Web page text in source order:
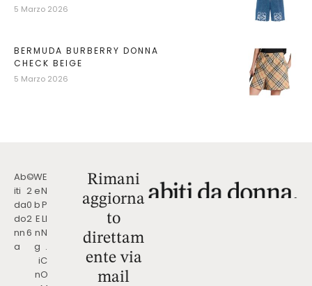
5 Marzo 2026
BERMUDA BURBERRY DONNA
CHECK BEIGE
5 Marzo 2026
Ab
iti
da
do
nn
a
©
2
0
2
6
W
e
b
E
n
g
i
n
E
N
P
LI
N
.
C
O
Rimani
aggiorna
to
direttam
ente via
mail